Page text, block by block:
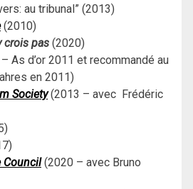
au tribunal” (2013)
(2010)
crois pas (2020)
As d’or 2011 et recommandé au
en 2011)
Society(2013 – avec Frédéric
Council(2020 – avec Bruno